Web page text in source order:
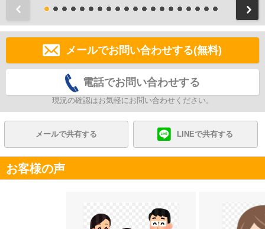
メールでお問い合わせする(無料)
電話でお問い合わせする
現況の確認はお気軽にお問い合わせください。
メールで共有する LINEで共有する
お客様の声